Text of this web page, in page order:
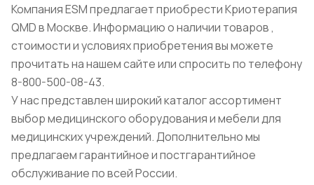
Компания ESM предлагает приобрести Криотерапия
QMD в Москве. Информацию о наличии товаров ,
стоимости и условиях приобретения вы можете
прочитать на нашем сайте или спросить по телефону
8-800-500-08-43.
У нас представлен широкий каталог ассортимент
выбор медицинского оборудования и мебели для
медицинских учреждений. Дополнительно мы
предлагаем гарантийное и постгарантийное
обслуживание по всей России.